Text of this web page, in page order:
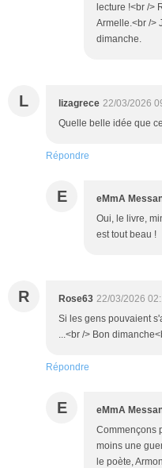
lecture !<br />
Armelle.<br />
dimanche.
L lizagrece 22/03/2026
Quelle belle idée que
Répondre
E eMmA
Oui, le livre,
est tout beau !
R Rose63 22/03/2026
Si les gens pouvaient
...<br /> Bon
Répondre
E eMmA
Commençons
moins une
le poète,